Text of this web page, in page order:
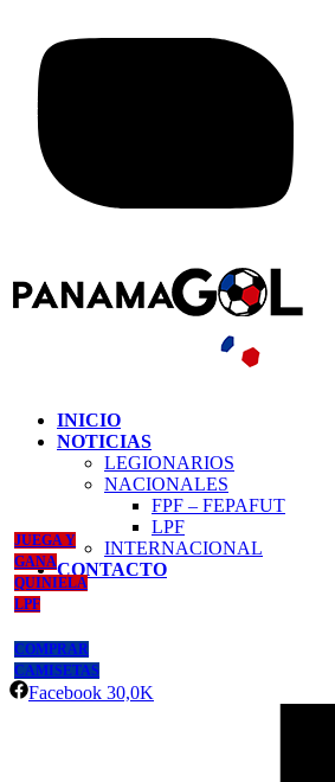
INICIO
NOTICIAS
LEGIONARIOS
NACIONALES
FPF – FEPAFUT
LPF
INTERNACIONAL
CONTACTO
JUEGA Y
GANA
QUINIELA
LPF
COMPRAR
CAMISETAS
Facebook 30,0K